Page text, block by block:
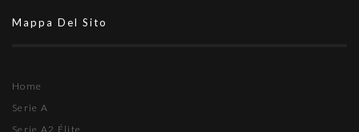
Mappa Del Sito
Home
Serie A
Serie A2 Élite